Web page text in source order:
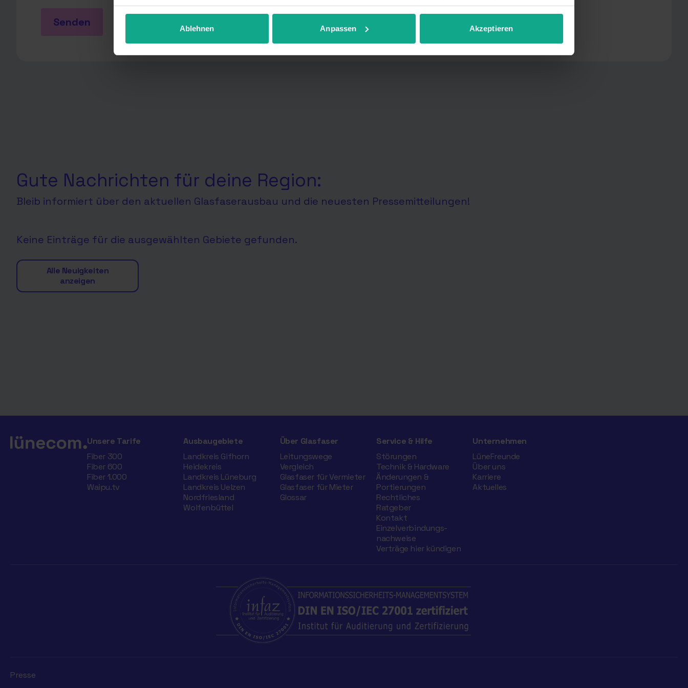
unter Details widerrufen oder anpassen.
Ablehnen Anpassen Akzeptieren
Senden
Gute Nachrichten für deine Region:
Bleib informiert über den aktuellen Glasfaserausbau und die neuesten Pressemitteilungen!
Keine Einträge für die ausgewählten Gebiete gefunden.
Alle Neuigkeiten
anzeigen
Unsere Tarife
Fiber 300
Fiber 600
Fiber 1.000
Waipu.tv
Ausbaugebiete
Landkreis Gifhorn
Heidekreis
Landkreis Lüneburg
Landkreis Uelzen
Nordfriesland
Wolfenbüttel
Über Glasfaser
Leitungswege
Vergleich
Glasfaser für Vermieter
Glasfaser für Mieter
Glossar
Service & Hilfe
Störungen
Technik & Hardware
Änderungen &
Portierungen
Rechtliches
Ratgeber
Kontakt
Einzelverbindungs­
nachweise
Verträge hier kündigen
Unternehmen
LüneFreunde
Über uns
Karriere
Aktuelles
Presse